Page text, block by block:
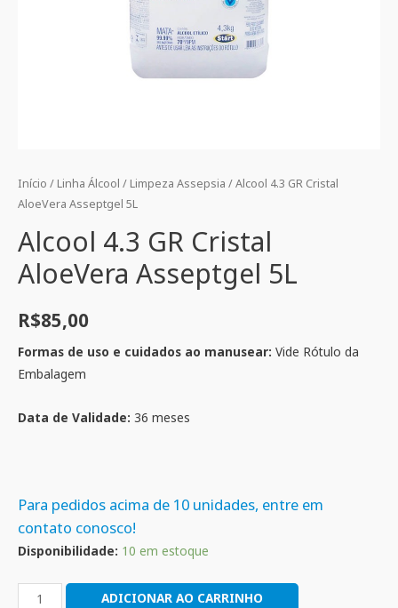
Início / Linha Álcool / Limpeza Assepsia / Alcool 4.3 GR Cristal
AloeVera Asseptgel 5L
Alcool 4.3 GR Cristal
AloeVera Asseptgel 5L
R$85,00
Formas de uso e cuidados ao manusear: Vide Rótulo da
Embalagem
Data de Validade: 36 meses
Para pedidos acima de 10 unidades, entre em
contato conosco!
Disponibilidade: 10 em estoque
ADICIONAR AO CARRINHO